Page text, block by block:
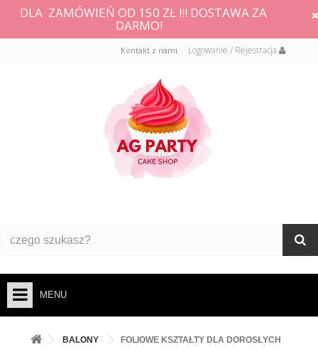
DLA ZAMÓWIEŃ OD 150 ZŁ !!! DOSTAWA ZA
DARMO!
Logowanie / Rejestracja
Kontakt z nami
MENU
BALONY FOLIOWE KSZTAŁTY DLA DOROSŁYCH